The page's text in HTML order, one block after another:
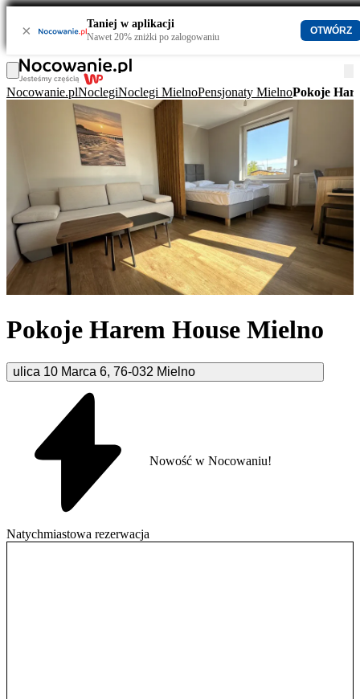
× Taniej w aplikacji
Nawet 20% zniżki po zalogowaniu
OTWÓRZ
Nocowanie.plNoclegiNoclegi MielnoPensjonaty MielnoPokoje
Pokoje Harem House Mielno
ulica 10 Marca 6, 76-032 Mielno
Natychmiastowa rezerwacja
Nowość w Nocowaniu!